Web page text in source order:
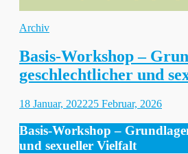
Kategorien
Archiv
Basis-Workshop –
geschlechtlicher und
Gepostet
18 Januar, 202225 Februar, 2026
Basis-Workshop –
und sexueller Vielfalt